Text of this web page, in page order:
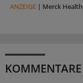
ANZEIGE | Merck
KOMMENTARE